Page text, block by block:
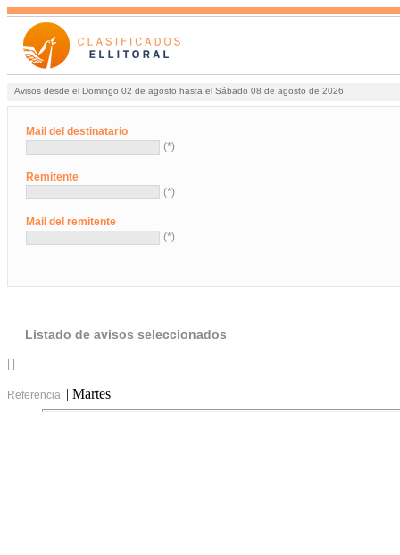
Avisos desde el Domingo 02 de agosto hasta el Sábado 08 de agosto de 2026
Mail del destinatario
(*)
Remitente
(*)
Mail del remitente
(*)
Listado de avisos seleccionados
Referencia: | Martes